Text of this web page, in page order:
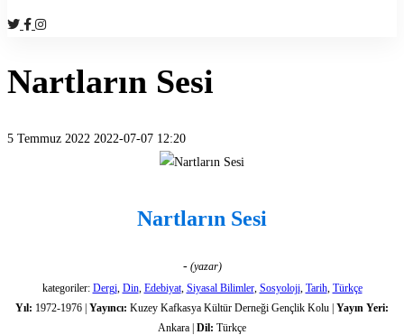
Nartların Sesi
5 Temmuz 2022 2022-07-07 12:20
Nartların Sesi
- (yazar)
kategoriler: Dergi, Din, Edebiyat, Siyasal Bilimler, Sosyoloji, Tarih, Türkçe
Yıl: 1972-1976 | Yayıncı: Kuzey Kafkasya Kültür Derneği Gençlik Kolu | Yayın Yeri:
Ankara | Dil: Türkçe